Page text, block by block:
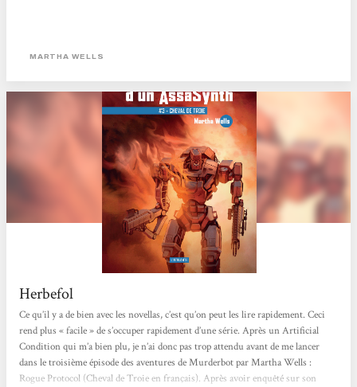
MARTHA WELLS
Herbefol
Ce qu’il y a de bien avec les novellas, c’est qu’on peut les lire rapidement. Ceci
rend plus « facile » de s’occuper rapidement d’une série. Après un Artificial
Condition qui m’a bien plu, je n’ai donc pas trop attendu avant de me lancer
dans le troisième épisode des aventures de Murderbot par Martha Wells :
Rogue Protocol (Cheval de Troie en français). Après avoir enquêté sur son